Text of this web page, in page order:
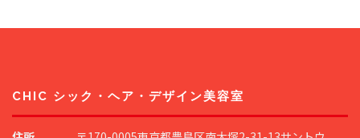
CHIC シック・ヘア・デザイン美容室